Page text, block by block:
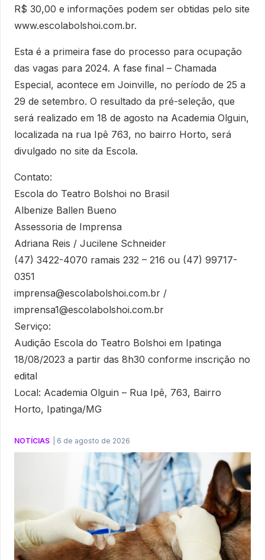
R$ 30,00 e informações podem ser obtidas pelo site
www.escolabolshoi.com.br.
Esta é a primeira fase do processo para ocupação
das vagas para 2024. A fase final – Chamada
Especial, acontece em Joinville, no período de 25 a
29 de setembro. O resultado da pré-seleção, que
será realizado em 18 de agosto na Academia Olguin,
localizada na rua Ipê 763, no bairro Horto, será
divulgado no site da Escola.
Contato:
Escola do Teatro Bolshoi no Brasil
Albenize Ballen Bueno
Assessoria de Imprensa
Adriana Reis / Jucilene Schneider
(47) 3422-4070 ramais 232 – 216 ou (47) 99717-
0351
imprensa@escolabolshoi.com.br /
imprensa1@escolabolshoi.com.br
Serviço:
Audição Escola do Teatro Bolshoi em Ipatinga
18/08/2023 a partir das 8h30 conforme inscrição no
edital
Local: Academia Olguin – Rua Ipê, 763, Bairro
Horto, Ipatinga/MG
NOTÍCIAS 6 de agosto de 2026